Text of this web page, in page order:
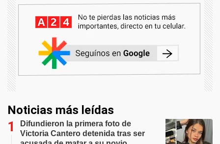
Noticias más leídas
Difundieron la primera foto de
Victoria Cantero detenida tras ser